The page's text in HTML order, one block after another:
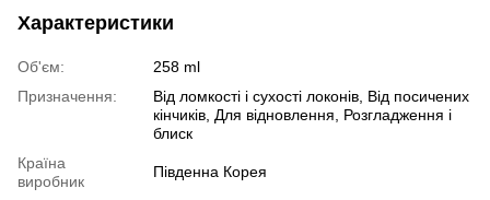
Характеристики
Об'єм:
258 ml
Призначення:
Від ломкості і сухості локонів, Від посичених
кінчиків, Для відновлення, Розгладження і
блиск
Країна
виробник
Південна Корея